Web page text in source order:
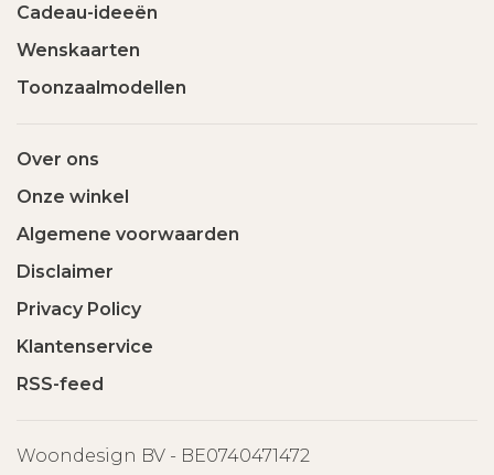
Cadeau-ideeën
Wenskaarten
Toonzaalmodellen
Over ons
Onze winkel
Algemene voorwaarden
Disclaimer
Privacy Policy
Klantenservice
RSS-feed
Woondesign BV - BE0740471472